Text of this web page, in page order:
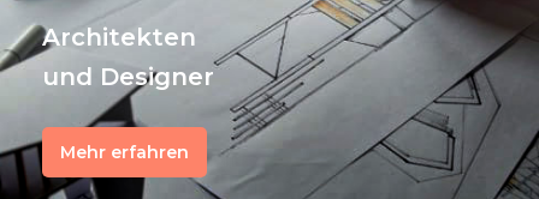
Architekten
und Designer
Mehr erfahren